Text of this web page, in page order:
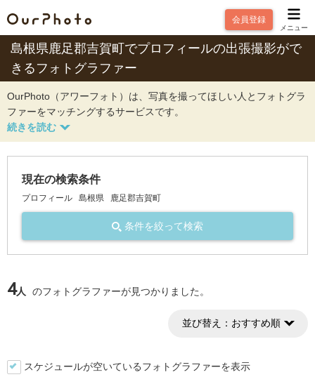
会員登録
メニュー
島根県鹿足郡吉賀町でプロフィールの出張撮影がで
きるフォトグラファー
OurPhoto（アワーフォト）は、写真を撮ってほしい人とフォトグラ
ファーをマッチングするサービスです。
現在の検索条件
プロフィール 島根県 鹿足郡吉賀町
条件を絞って検索
4人 のフォトグラファーが見つかりました。
並び替え： おすすめ順
スケジュールが空いているフォトグラファーを表示